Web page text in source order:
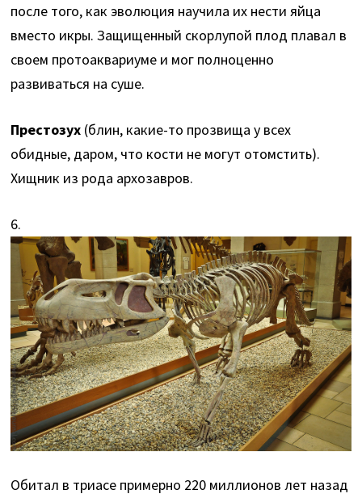
после того, как эволюция научила их нести яйца
вместо икры. Защищенный скорлупой плод плавал в
своем протоаквариуме и мог полноценно
развиваться на суше.
Престозух (блин, какие-то прозвища у всех
обидные, даром, что кости не могут отомстить).
Хищник из рода архозавров.
6.
Обитал в триасе примерно 220 миллионов лет назад